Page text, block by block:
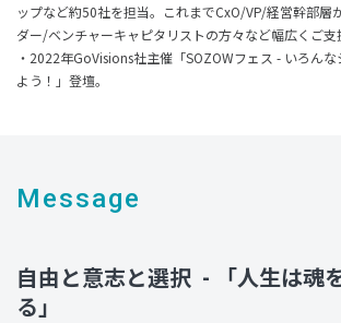
ップなど約50社を担当。これまでCxO/VP/経営幹部層
ダー/ベンチャーキャピタリストの方々など幅広くご支
・2022年GoVisions社主催「SOZOWフェス - いろん
よう！」登壇。
Message
自由と意志と選択 - 「人生は魂
る」